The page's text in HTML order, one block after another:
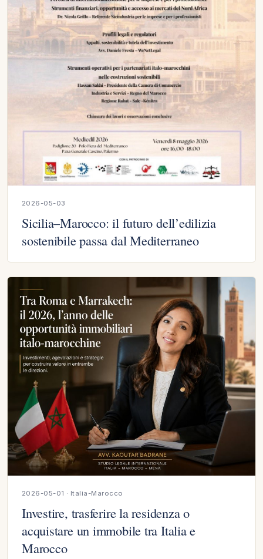
2026-05-03
Sicilia–Marocco: il futuro dell’edilizia
sostenibile passa dal Mediterraneo
2026-05-01 · Italia-Marocco
Investire, trasferire la residenza o
acquistare un immobile tra Italia e
Marocco